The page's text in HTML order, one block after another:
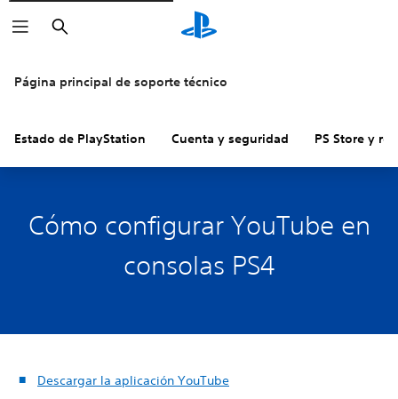
Buscar
Página principal de soporte técnico
Estado de PlayStation Cuenta y seguridad PS Store y
Cómo configurar YouTube en
consolas PS4
Descargar la aplicación YouTube